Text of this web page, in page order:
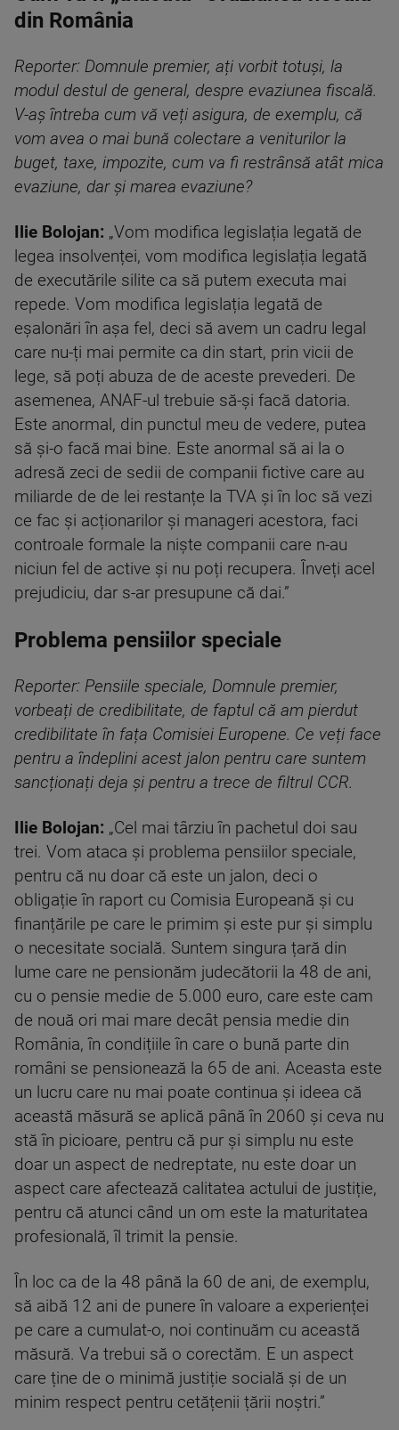
din România
Reporter: Domnule premier, ați vorbit totuși, la
modul destul de general, despre evaziunea fiscală.
V-aș întreba cum vă veți asigura, de exemplu, că
vom avea o mai bună colectare a veniturilor la
buget, taxe, impozite, cum va fi restrânsă atât mica
evaziune, dar și marea evaziune?
Ilie Bolojan: „Vom modifica legislația legată de
legea insolvenței, vom modifica legislația legată
de executările silite ca să putem executa mai
repede. Vom modifica legislația legată de
eșalonări în așa fel, deci să avem un cadru legal
care nu-ți mai permite ca din start, prin vicii de
lege, să poți abuza de de aceste prevederi. De
asemenea, ANAF-ul trebuie să-și facă datoria.
Este anormal, din punctul meu de vedere, putea
să și-o facă mai bine. Este anormal să ai la o
adresă zeci de sedii de companii fictive care au
miliarde de de lei restanțe la TVA și în loc să vezi
ce fac și acționarilor și manageri acestora, faci
controale formale la niște companii care n-au
niciun fel de active și nu poți recupera. Înveți acel
prejudiciu, dar s-ar presupune că dai.”
Problema pensiilor speciale
Reporter: Pensiile speciale, Domnule premier,
vorbeați de credibilitate, de faptul că am pierdut
credibilitate în fața Comisiei Europene. Ce veți face
pentru a îndeplini acest jalon pentru care suntem
sancționați deja și pentru a trece de filtrul CCR.
Ilie Bolojan: „Cel mai târziu în pachetul doi sau
trei. Vom ataca și problema pensiilor speciale,
pentru că nu doar că este un jalon, deci o
obligație în raport cu Comisia Europeană și cu
finanțările pe care le primim și este pur și simplu
o necesitate socială. Suntem singura țară din
lume care ne pensionăm judecătorii la 48 de ani,
cu o pensie medie de 5.000 euro, care este cam
de nouă ori mai mare decât pensia medie din
România, în condițiile în care o bună parte din
români se pensionează la 65 de ani. Aceasta este
un lucru care nu mai poate continua și ideea că
această măsură se aplică până în 2060 și ceva nu
stă în picioare, pentru că pur și simplu nu este
doar un aspect de nedreptate, nu este doar un
aspect care afectează calitatea actului de justiție,
pentru că atunci când un om este la maturitatea
profesională, îl trimit la pensie.
În loc ca de la 48 până la 60 de ani, de exemplu,
să aibă 12 ani de punere în valoare a experienței
pe care a cumulat-o, noi continuăm cu această
măsură. Va trebui să o corectăm. E un aspect
care ține de o minimă justiție socială și de un
minim respect pentru cetățenii țării noștri.”